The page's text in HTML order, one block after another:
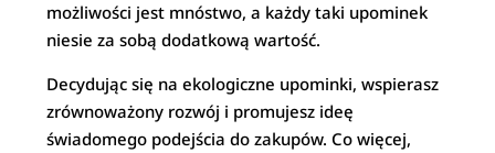
możliwości jest mnóstwo, a każdy taki upominek
niesie za sobą dodatkową wartość.
Decydując się na ekologiczne upominki, wspierasz
zrównoważony rozwój i promujesz ideę
świadomego podejścia do zakupów. Co więcej,